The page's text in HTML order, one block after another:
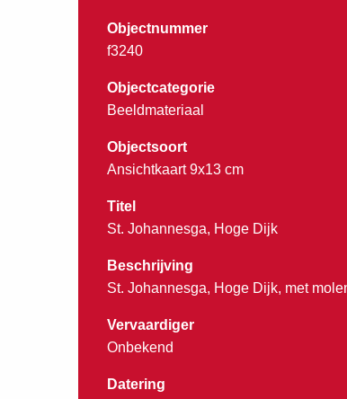
Objectnummer
f3240
Objectcategorie
Beeldmateriaal
Objectsoort
Ansichtkaart 9x13 cm
Titel
St. Johannesga, Hoge Dijk
Beschrijving
St. Johannesga, Hoge Dijk, met
Vervaardiger
Onbekend
Datering